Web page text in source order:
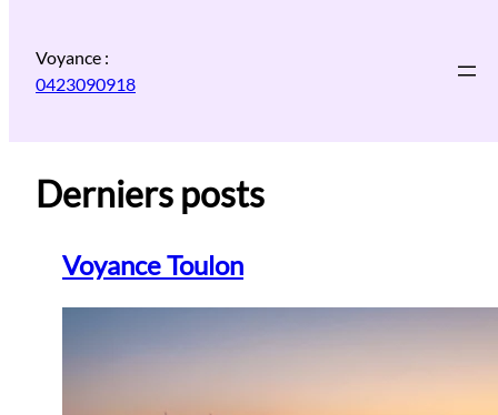
contenu
Voyance :
0423090918
Derniers posts
Voyance Toulon